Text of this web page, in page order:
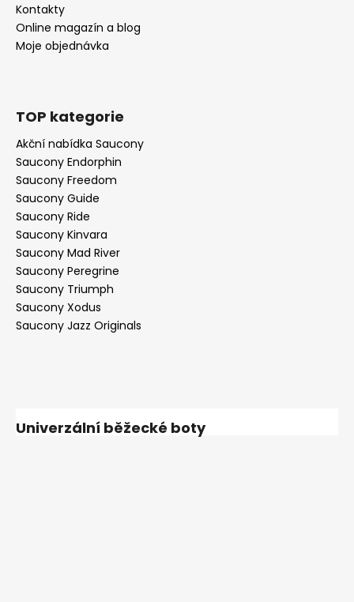
Kontakty
Online magazín a blog
Moje objednávka
TOP kategorie
Akční nabídka Saucony
Saucony Endorphin
Saucony Freedom
Saucony Guide
Saucony Ride
Saucony Kinvara
Saucony Mad River
Saucony Peregrine
Saucony Triumph
Saucony Xodus
Saucony Jazz Originals
Univerzální běžecké boty